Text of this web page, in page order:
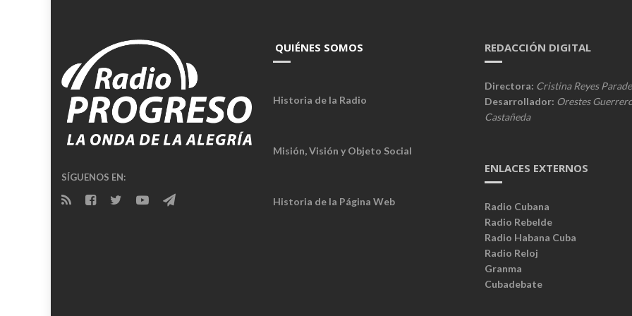
SÍGUENOS EN:
QUIÉNES SOMOS
Historia de la Radio
Misión, Visión y Objeto Social
Historia de la Página Web
REDACCIÓN DIGITAL
Directora: Cristina Reyes
Desarrollador: Orestes
Castañeda
ENLACES EXTERNOS
Radio Cubana
Radio Rebelde
Radio Habana Cuba
Radio Reloj
Granma
Cubadebate